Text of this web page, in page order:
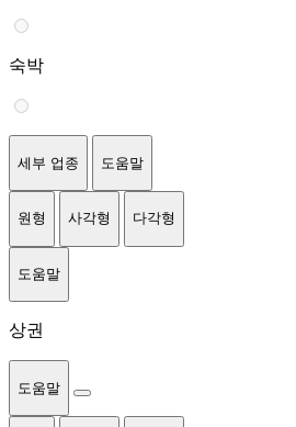
숙박
세부 업종 도움말
원형 사각형 다각형
도움말
상권
도움말